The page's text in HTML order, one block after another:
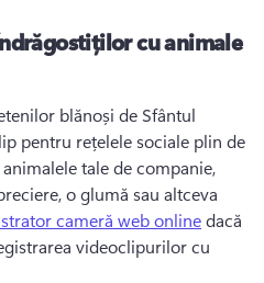
cu animale
blănoși de Sfântul
pentru rețelele sociale plin de
tale de companie,
o glumă sau altceva
cameră web online dacă
videoclipurilor cu